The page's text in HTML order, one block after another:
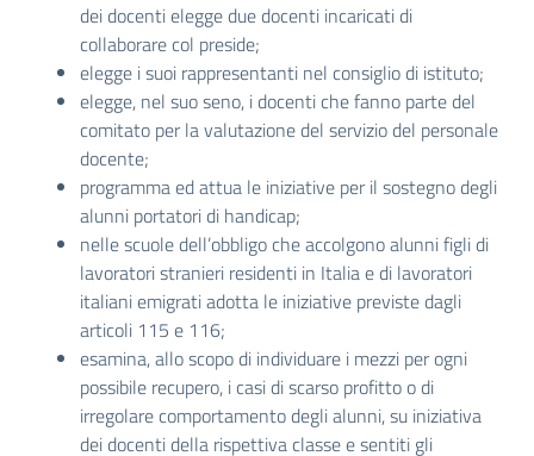
dei docenti elegge due docenti incaricati di
collaborare col preside;
elegge i suoi rappresentanti nel consiglio di istituto;
elegge, nel suo seno, i docenti che fanno parte del
comitato per la valutazione del servizio del personale
docente;
programma ed attua le iniziative per il sostegno degli
alunni portatori di handicap;
nelle scuole dell’obbligo che accolgono alunni figli di
lavoratori stranieri residenti in Italia e di lavoratori
italiani emigrati adotta le iniziative previste dagli
articoli 115 e 116;
esamina, allo scopo di individuare i mezzi per ogni
possibile recupero, i casi di scarso profitto o di
irregolare comportamento degli alunni, su iniziativa
dei docenti della rispettiva classe e sentiti gli